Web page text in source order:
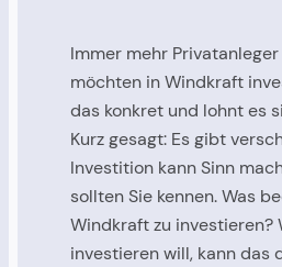
Immer mehr
möchten in Windkraft
das konkret und lohnt es
Kurz gesagt: Es gibt
Investition kann Sinn
sollten Sie kennen. Was
Windkraft zu investieren?
investieren will, kann das